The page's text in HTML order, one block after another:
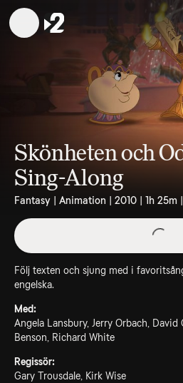
Skönheten och
Sing-Along
Fantasy | Animation | 2010 | 1h 25m
Följ texten och sjung med i
engelska.
Med:
Angela Lansbury, Jerry Orbach, David
Benson, Richard White
Regissör:
Gary Trousdale, Kirk Wise